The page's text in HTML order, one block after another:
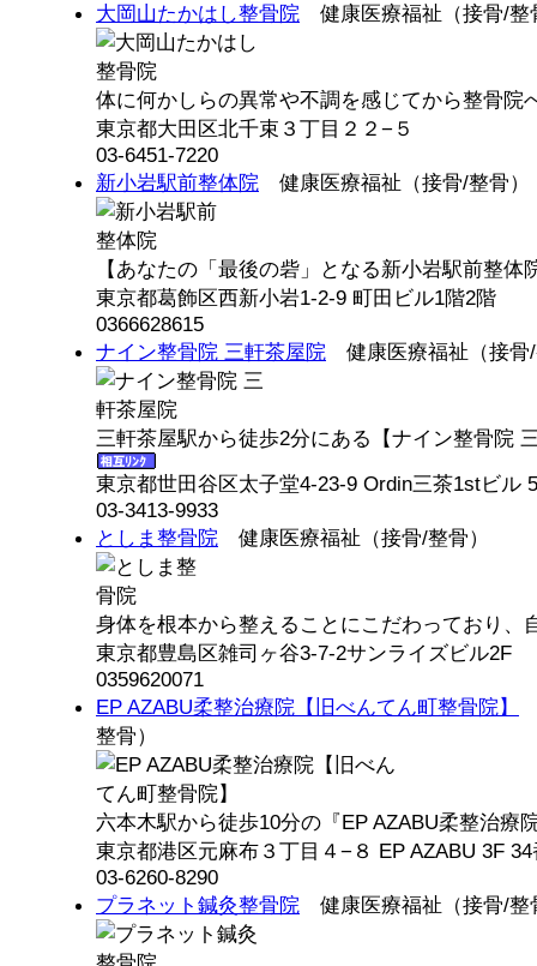
大岡山たかはし整骨院 健康医療福祉（接骨/整
体に何かしらの異常や不調を感じてから整骨院
東京都大田区北千束３丁目２２−５
03-6451-7220
新小岩駅前整体院 健康医療福祉（接骨/整骨）
【あなたの「最後の砦」となる新小岩駅前整体
東京都葛飾区西新小岩1-2-9 町田ビル1階2階
0366628615
ナイン整骨院 三軒茶屋院 健康医療福祉（接骨
三軒茶屋駅から徒歩2分にある【ナイン整骨
東京都世田谷区太子堂4-23-9 Ordin三茶1stビル
03-3413-9933
としま整骨院 健康医療福祉（接骨/整骨）
身体を根本から整えることにこだわっており、
東京都豊島区雑司ヶ谷3-7-2サンライズビル2F
0359620071
EP AZABU柔整治療院【旧べんてん町整骨院】
整骨）
六本木駅から徒歩10分の『EP AZABU柔整治療
東京都港区元麻布３丁目４−８ EP AZABU 3F
03-6260-8290
プラネット鍼灸整骨院 健康医療福祉（接骨/整